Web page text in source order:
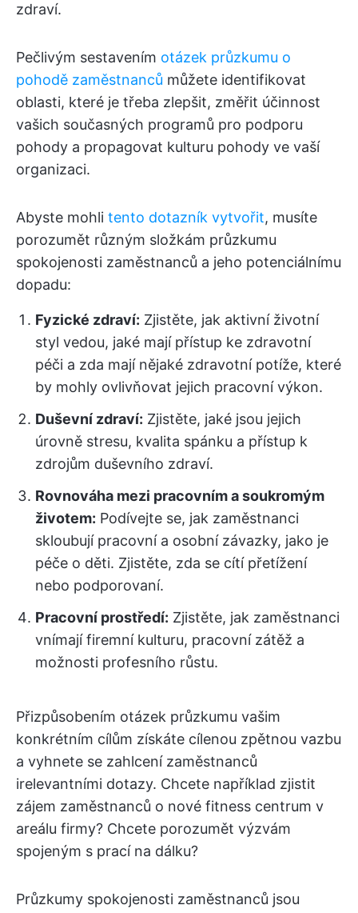
zdraví.
Pečlivým sestavením otázek průzkumu o
pohodě zaměstnanců můžete identifikovat
oblasti, které je třeba zlepšit, změřit účinnost
vašich současných programů pro podporu
pohody a propagovat kulturu pohody ve vaší
organizaci.
Abyste mohli tento dotazník vytvořit, musíte
porozumět různým složkám průzkumu
spokojenosti zaměstnanců a jeho potenciálnímu
dopadu:
Fyzické zdraví: Zjistěte, jak aktivní životní
styl vedou, jaké mají přístup ke zdravotní
péči a zda mají nějaké zdravotní potíže, které
by mohly ovlivňovat jejich pracovní výkon.
Duševní zdraví: Zjistěte, jaké jsou jejich
úrovně stresu, kvalita spánku a přístup k
zdrojům duševního zdraví.
Rovnováha mezi pracovním a soukromým
životem: Podívejte se, jak zaměstnanci
skloubují pracovní a osobní závazky, jako je
péče o děti. Zjistěte, zda se cítí přetížení
nebo podporovaní.
Pracovní prostředí: Zjistěte, jak zaměstnanci
vnímají firemní kulturu, pracovní zátěž a
možnosti profesního růstu.
Přizpůsobením otázek průzkumu vašim
konkrétním cílům získáte cílenou zpětnou vazbu
a vyhnete se zahlcení zaměstnanců
irelevantními dotazy. Chcete například zjistit
zájem zaměstnanců o nové fitness centrum v
areálu firmy? Chcete porozumět výzvám
spojeným s prací na dálku?
Průzkumy spokojenosti zaměstnanců jsou